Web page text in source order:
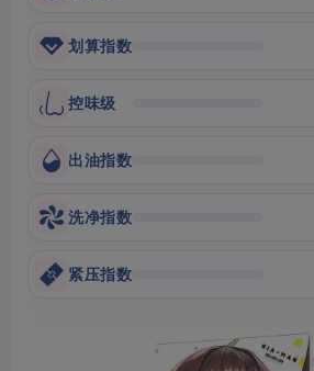
划算指数
控味级
出油指数
洗净指数
紧压指数